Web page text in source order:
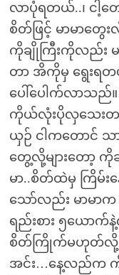
လာပုံရတယ်..၊ ငါ့တေ
စိတ်ဖြင့် မာမာတွ
ကိုချိုကြီးကိုလည်း မ
တာ အိကိုမှ ရွေးရတ
ပေါ်ပေါက်လာသည်
ကိုယ်လုံးပိုလှသေးတ
ယှဉ် ငါကတောင် သ
တွေ့လို့များတော့ ကို
မာ..စိတ်ထဲမှ ကြိမ်
သော်လည်း မာမာက
ရည်းစား ၅ယောက်နဲ့
စိတ်ကြိုက်မဟုတ်လို့
အင်း…နေ့လည်က ကို